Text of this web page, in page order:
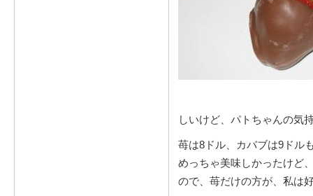
しいけど、パトちゃんの気
苺は8ドル、カバブは9ドル
めっちゃ美味しかったけど
ので、苺だけの方が、私は